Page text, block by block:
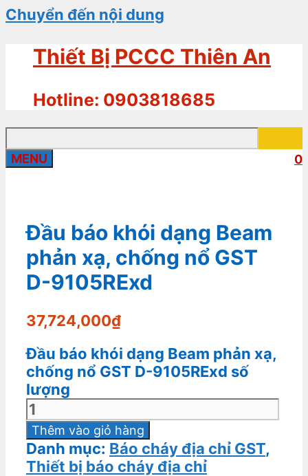
Chuyển đến nội dung
Thiết Bị PCCC Thiên An
Hotline: 0903818685
0
MENU
Đầu báo khói dạng Beam
phản xạ, chống nổ GST
D-9105RExd
37,724,000₫
Đầu báo khói dạng Beam phản xạ,
chống nổ GST D-9105RExd số
lượng
Thêm vào giỏ hàng
Danh mục: Báo cháy địa chỉ GST,
Thiết bị báo cháy địa chỉ